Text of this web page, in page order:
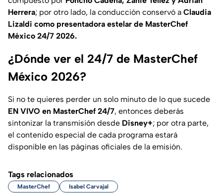
Herrera; por otro lado, la conducción conservó a Claudia
Lizaldi como presentadora estelar de MasterChef
México 24/7 2026.
¿Dónde ver el 24/7 de MasterChef
México 2026?
Si no te quieres perder un solo minuto de lo que sucede
EN VIVO en MasterChef 24/7, entonces deberás
sintonizar la transmisión desde Disney+; por otra parte,
el contenido especial de cada programa estará
disponible en las páginas oficiales de la emisión.
Tags relacionados
MasterChef Isabel Carvajal